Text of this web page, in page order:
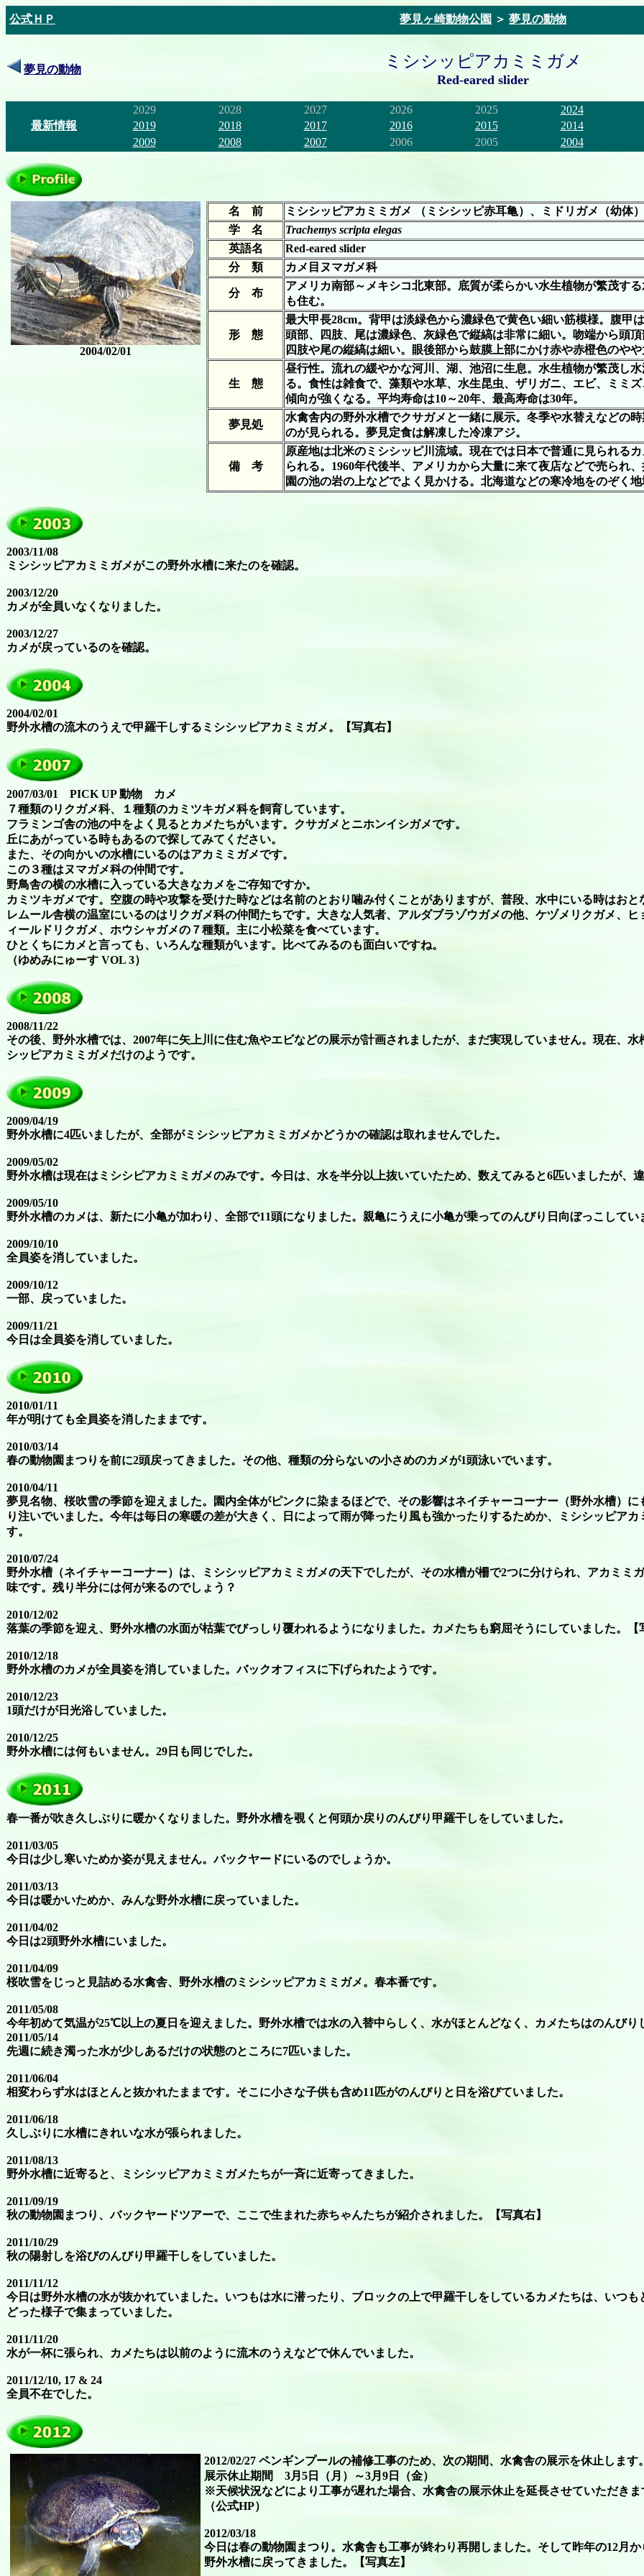
公式ＨＰ 夢見ヶ崎動物公園 ＞ 夢見の動物
夢見の動物 ミシシッピアカミミガメ
Red-eared slider
最新情報
2029 2028 2027 2026 2025
2024
2019
2018 2017 2016 2015
2014
2009
2008 2007 2006 2005 2004
2004/02/01
名 前
ミシシッピアカミミガメ （ミシシッピ赤耳亀）、ミドリガメ（幼体
学 名
Trachemys scripta elegas
英語名
Red-eared slider
分 類
カメ目ヌマガメ科
分 布
アメリカ南部～メキシコ北東部。底質が柔らかい水生植物が繁茂す
も住む。
形 態
最大甲長28cm。背甲は淡緑色から濃緑色で黄色い細い筋模様。腹
頭部、四肢、尾は濃緑色、灰緑色で縦縞は非常に細い。吻端から頭
四肢や尾の縦縞は細い。眼後部から鼓膜上部にかけ赤や赤橙色のや
生 態
昼行性。流れの緩やかな河川、湖、池沼に生息。水生植物が繁茂し
る。食性は雑食で、藻類や水草、水生昆虫、ザリガニ、エビ、ミミ
傾向が強くなる。平均寿命は10～20年、最高寿命は30年。
夢見処
水禽舎内の野外水槽でクサガメと一緒に展示。冬季や水替えなどの
のが見られる。夢見定食は解凍した冷凍アジ。
備 考
原産地は北米のミシシッピ川流域。現在では日本で普通に見られる
られる。1960年代後半、アメリカから大量に来て夜店などで売られ
園の池の岩の上などでよく見かける。北海道などの寒冷地をのぞく
2003/11/08
ミシシッピアカミミガメがこの野外水槽に来たのを確認。
2003/12/20
カメが全員いなくなりました。
2003/12/27
カメが戻っているのを確認。
2004/02/01
野外水槽の流木のうえで甲羅干しするミシシッピアカミミガメ。【写真右】
2007/03/01 PICK UP 動物 カメ
７種類のリクガメ科、１種類のカミツキガメ科を飼育しています。
フラミンゴ舎の池の中をよく見るとカメたちがいます。クサガメとニホンイシガメです。
丘にあがっている時もあるので探してみてください。
また、その向かいの水槽にいるのはアカミミガメです。
この３種はヌマガメ科の仲間です。
野鳥舎の横の水槽に入っている大きなカメをご存知ですか。
カミツキガメです。空腹の時や攻撃を受けた時などは名前のとおり噛み付くことがありますが、普段、水中にいる時はおと
レムール舎横の温室にいるのはリクガメ科の仲間たちです。大きな人気者、アルダブラゾウガメの他、ケヅメリクガメ、
ィールドリクガメ、ホウシャガメの７種類。主に小松菜を食べています。
ひとくちにカメと言っても、いろんな種類がいます。比べてみるのも面白いですね。
（ゆめみにゅーす VOL 3）
2008/11/22
その後、野外水槽では、2007年に矢上川に住む魚やエビなどの展示が計画されましたが、まだ実現していません。現在、
シッピアカミミガメだけのようです。
2009/04/19
野外水槽に4匹いましたが、全部がミシシッピアカミミガメかどうかの確認は取れませんでした。
2009/05/02
野外水槽は現在はミシシピアカミミガメのみです。今日は、水を半分以上抜いていたため、数えてみると6匹いましたが、
2009/05/10
野外水槽のカメは、新たに小亀が加わり、全部で11頭になりました。親亀にうえに小亀が乗ってのんびり日向ぼっこしてい
2009/10/10
全員姿を消していました。
2009/10/12
一部、戻っていました。
2009/11/21
今日は全員姿を消していました。
2010/01/11
年が明けても全員姿を消したままです。
2010/03/14
春の動物園まつりを前に2頭戻ってきました。その他、種類の分らないの小さめのカメが1頭泳いでいます。
2010/04/11
夢見名物、桜吹雪の季節を迎えました。園内全体がピンクに染まるほどで、その影響はネイチャーコーナー（野外水槽）
り注いでいました。今年は毎日の寒暖の差が大きく、日によって雨が降ったり風も強かったりするためか、ミシシッピア
す。
2010/07/24
野外水槽（ネイチャーコーナー）は、ミシシッピアカミミガメの天下でしたが、その水槽が柵で2つに分けられ、アカミミ
味です。残り半分には何が来るのでしょう？
2010/12/02
落葉の季節を迎え、野外水槽の水面が枯葉でびっしり覆われるようになりました。カメたちも窮屈そうにしていました。【
2010/12/18
野外水槽のカメが全員姿を消していました。バックオフィスに下げられたようです。
2010/12/23
1頭だけが日光浴していました。
2010/12/25
野外水槽には何もいません。29日も同じでした。
春一番が吹き久しぶりに暖かくなりました。野外水槽を覗くと何頭か戻りのんびり甲羅干しをしていました。
2011/03/05
今日は少し寒いためか姿が見えません。バックヤードにいるのでしょうか。
2011/03/13
今日は暖かいためか、みんな野外水槽に戻っていました。
2011/04/02
今日は2頭野外水槽にいました。
2011/04/09
桜吹雪をじっと見詰める水禽舎、野外水槽のミシシッピアカミミガメ。春本番です。
2011/05/08
今年初めて気温が25℃以上の夏日を迎えました。野外水槽では水の入替中らしく、水がほとんどなく、カメたちはのんび
2011/05/14
先週に続き濁った水が少しあるだけの状態のところに7匹いました。
2011/06/04
相変わらず水はほとんと抜かれたままです。そこに小さな子供も含め11匹がのんびりと日を浴びていました。
2011/06/18
久しぶりに水槽にきれいな水が張られました。
2011/08/13
野外水槽に近寄ると、ミシシッピアカミミガメたちが一斉に近寄ってきました。
2011/09/19
秋の動物園まつり、バックヤードツアーで、ここで生まれた赤ちゃんたちが紹介されました。【写真右】
2011/10/29
秋の陽射しを浴びのんびり甲羅干しをしていました。
2011/11/12
今日は野外水槽の水が抜かれていました。いつもは水に潜ったり、ブロックの上で甲羅干しをしているカメたちは、いつも
どった様子で集まっていました。
2011/11/20
水が一杯に張られ、カメたちは以前のように流木のうえなどで休んでいました。
2011/12/10, 17 & 24
全員不在でした。
2012/02/27 ペンギンプールの補修工事のため、次の期間、水禽舎の展示を休止します
展示休止期間 3月5日（月）～3月9日（金）
※天候状況などにより工事が遅れた場合、水禽舎の展示休止を延長させていただき
（公式HP）
2012/03/18
今日は春の動物園まつり。水禽舎も工事が終わり再開しました。そして昨年の12月
野外水槽に戻ってきました。【写真左】